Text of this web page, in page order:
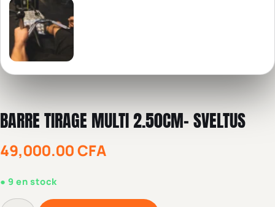
BARRE TIRAGE MULTI 2.50CM- SVELTUS
49,000.00CFA
9 en stock